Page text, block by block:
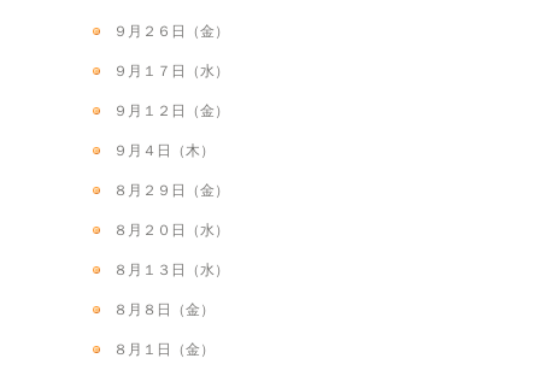
９月２６日（金）
９月１７日（水）
９月１２日（金）
９月４日（木）
８月２９日（金）
８月２０日（水）
８月１３日（水）
８月８日（金）
８月１日（金）